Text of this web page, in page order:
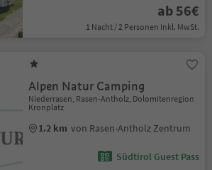
ab 56€
1 Nacht / 2 Personen Inkl. MwSt.
Alpen Natur Camping
Niederrasen, Rasen-Antholz, Dolomitenregion
Kronplatz
1.2 km von Rasen-Antholz Zentrum
Südtirol Guest Pass